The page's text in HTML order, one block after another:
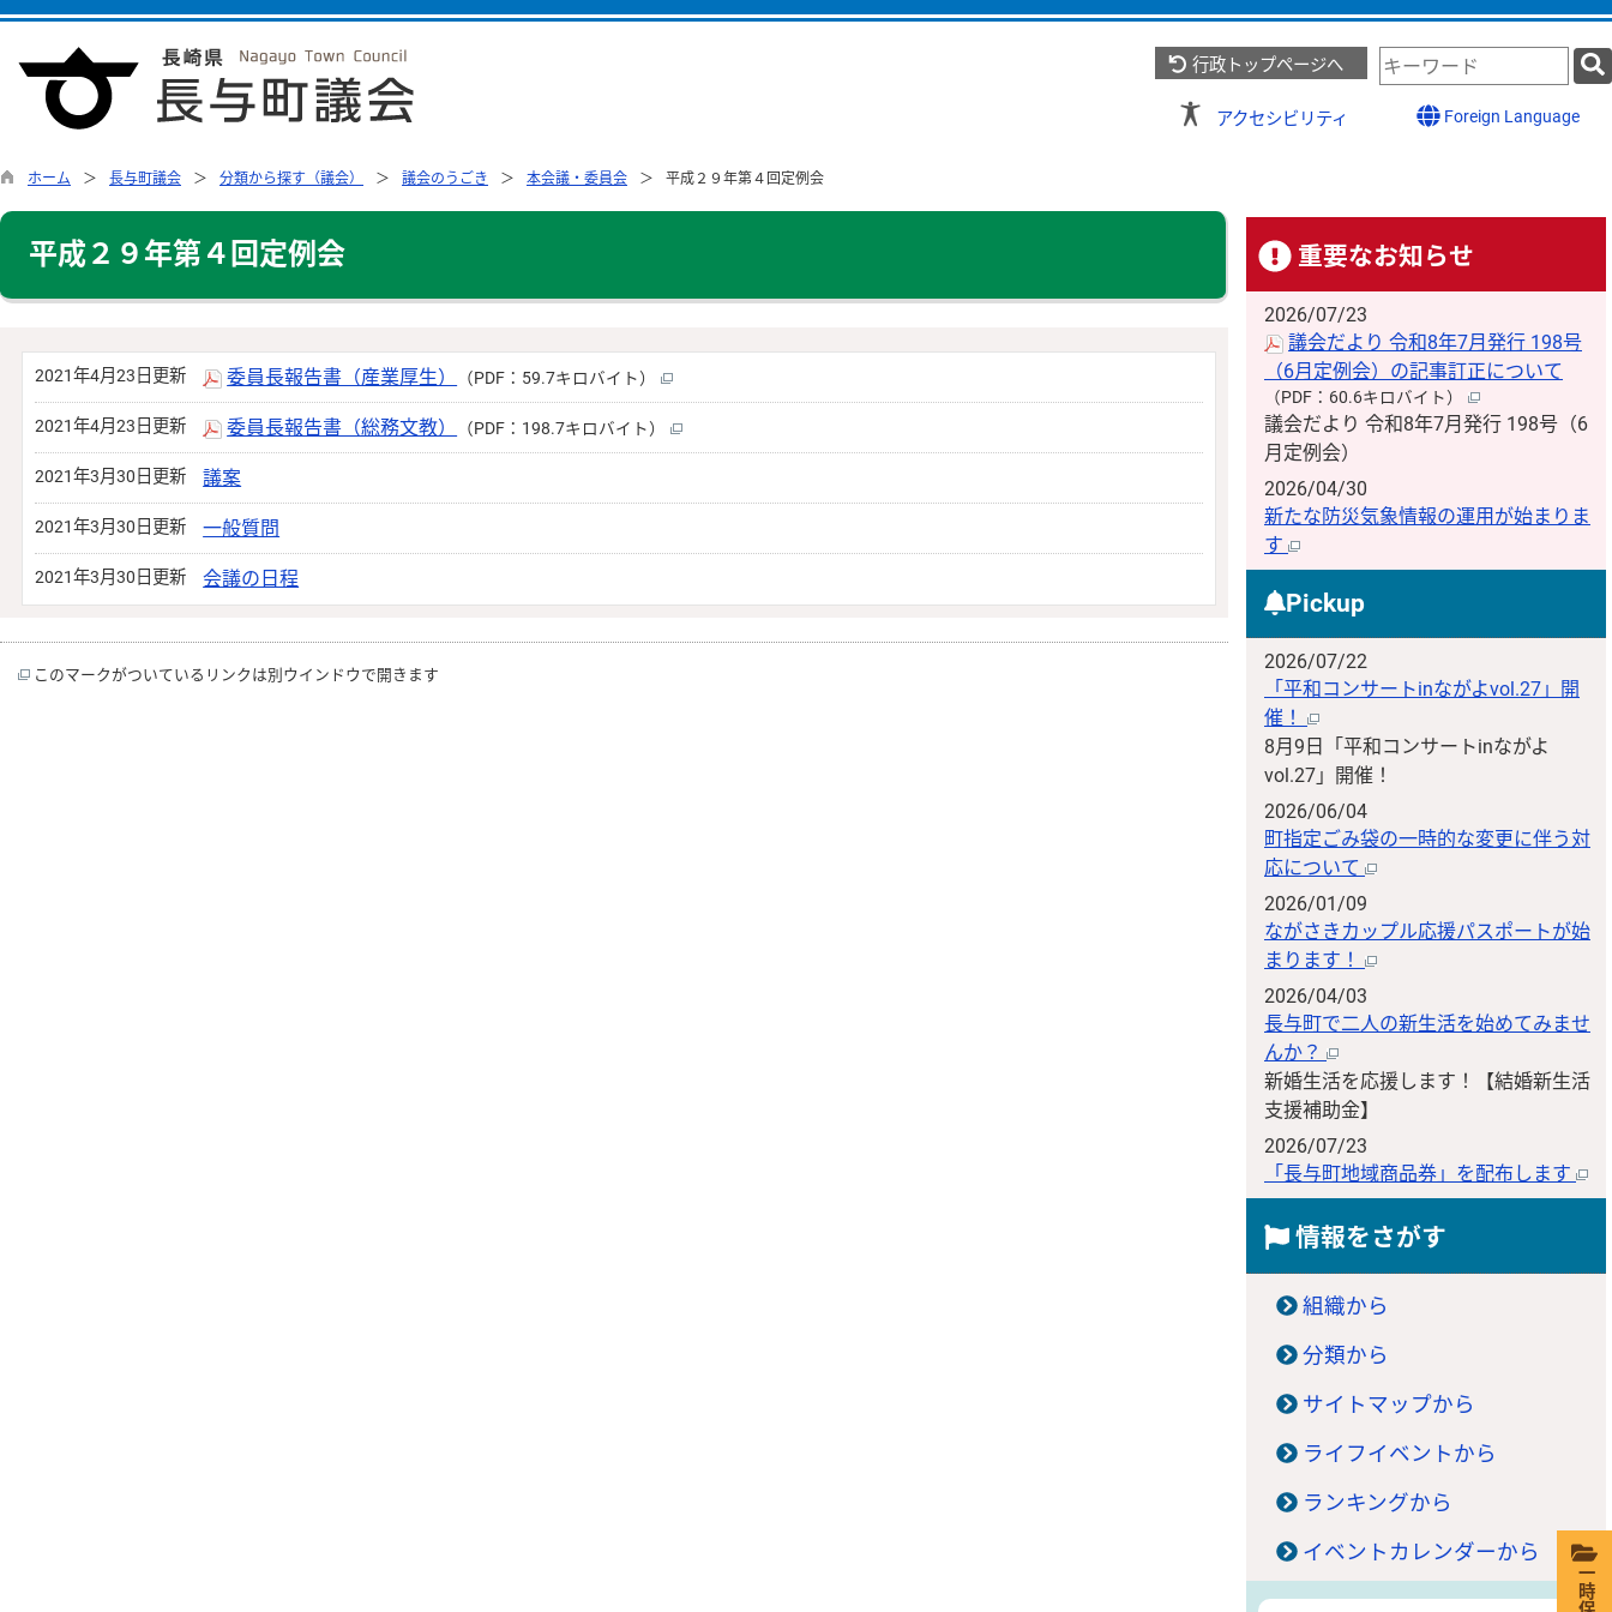
行政トップページへ
検
索
ド
アクセシビリティ Foreign Language
ホーム 長与町議会 分類から探す（議会） 議会のうごき 本会議・委員会 平成２９年第４回定例会
平成２９年第４回定例会
2021年4月23日更新 委員長報告書（産業厚生） （PDF：59.7キロバイト）
2021年4月23日更新 委員長報告書（総務文教） （PDF：198.7キロバイト）
2021年3月30日更新 議案
2021年3月30日更新 一般質問
2021年3月30日更新 会議の日程
このマークがついているリンクは別ウインドウで開きます
重要なお知らせ
2026/07/23
議会だより 令和8年7月発行 198号
（6月定例会）の記事訂正について
（PDF：60.6キロバイト）
議会だより 令和8年7月発行 198号（6
月定例会）
2026/04/30
新たな防災気象情報の運用が始まりま
す
Pickup
2026/07/22
「平和コンサートinながよvol.27」開
催！
8月9日「平和コンサートinながよ
vol.27」開催！
2026/06/04
町指定ごみ袋の一時的な変更に伴う対
応について
2026/01/09
ながさきカップル応援パスポートが始
まります！
2026/04/03
長与町で二人の新生活を始めてみませ
んか？
新婚生活を応援します！【結婚新生活
支援補助金】
2026/07/23
「長与町地域商品券」を配布します
情報をさがす
組織から
分類から
サイトマップから
ライフイベントから
ランキングから
イベントカレンダーから